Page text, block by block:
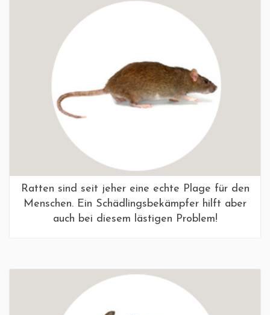
Ratten sind seit jeher eine echte Plage für den
Menschen. Ein Schädlingsbekämpfer hilft aber
auch bei diesem lästigen Problem!